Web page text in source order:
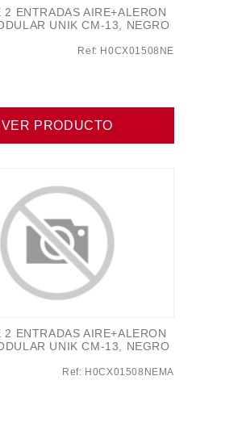
2 ENTRADAS AIRE+ALERON
UNIK CM-13, NEGRO
Ref: H0CX01508NE
VER PRODUCTO
2 ENTRADAS AIRE+ALERON
UNIK CM-13, NEGRO
Ref: H0CX01508NEMA